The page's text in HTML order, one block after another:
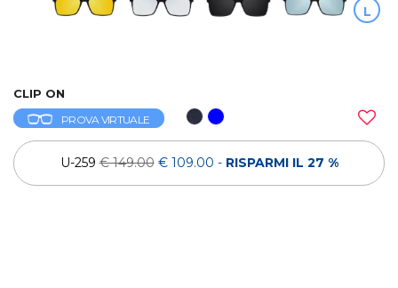
L
CLIP ON
PROVA VIRTUALE
U-259€ 149.00 € 109.00 - RISPARMI IL 27 %